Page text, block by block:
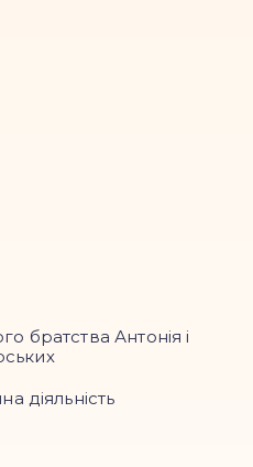
братства Антонія і
діяльність